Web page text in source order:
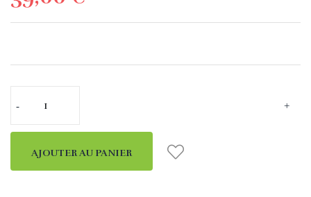
AJOUTER AU PANIER